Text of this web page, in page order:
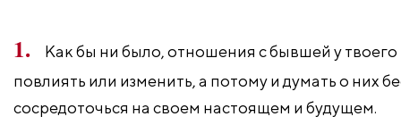
Как бы ни было, отношения с бывшей у
повлиять или изменить, а потому и думать о
сосредоточься на своем настоящем и будущем.